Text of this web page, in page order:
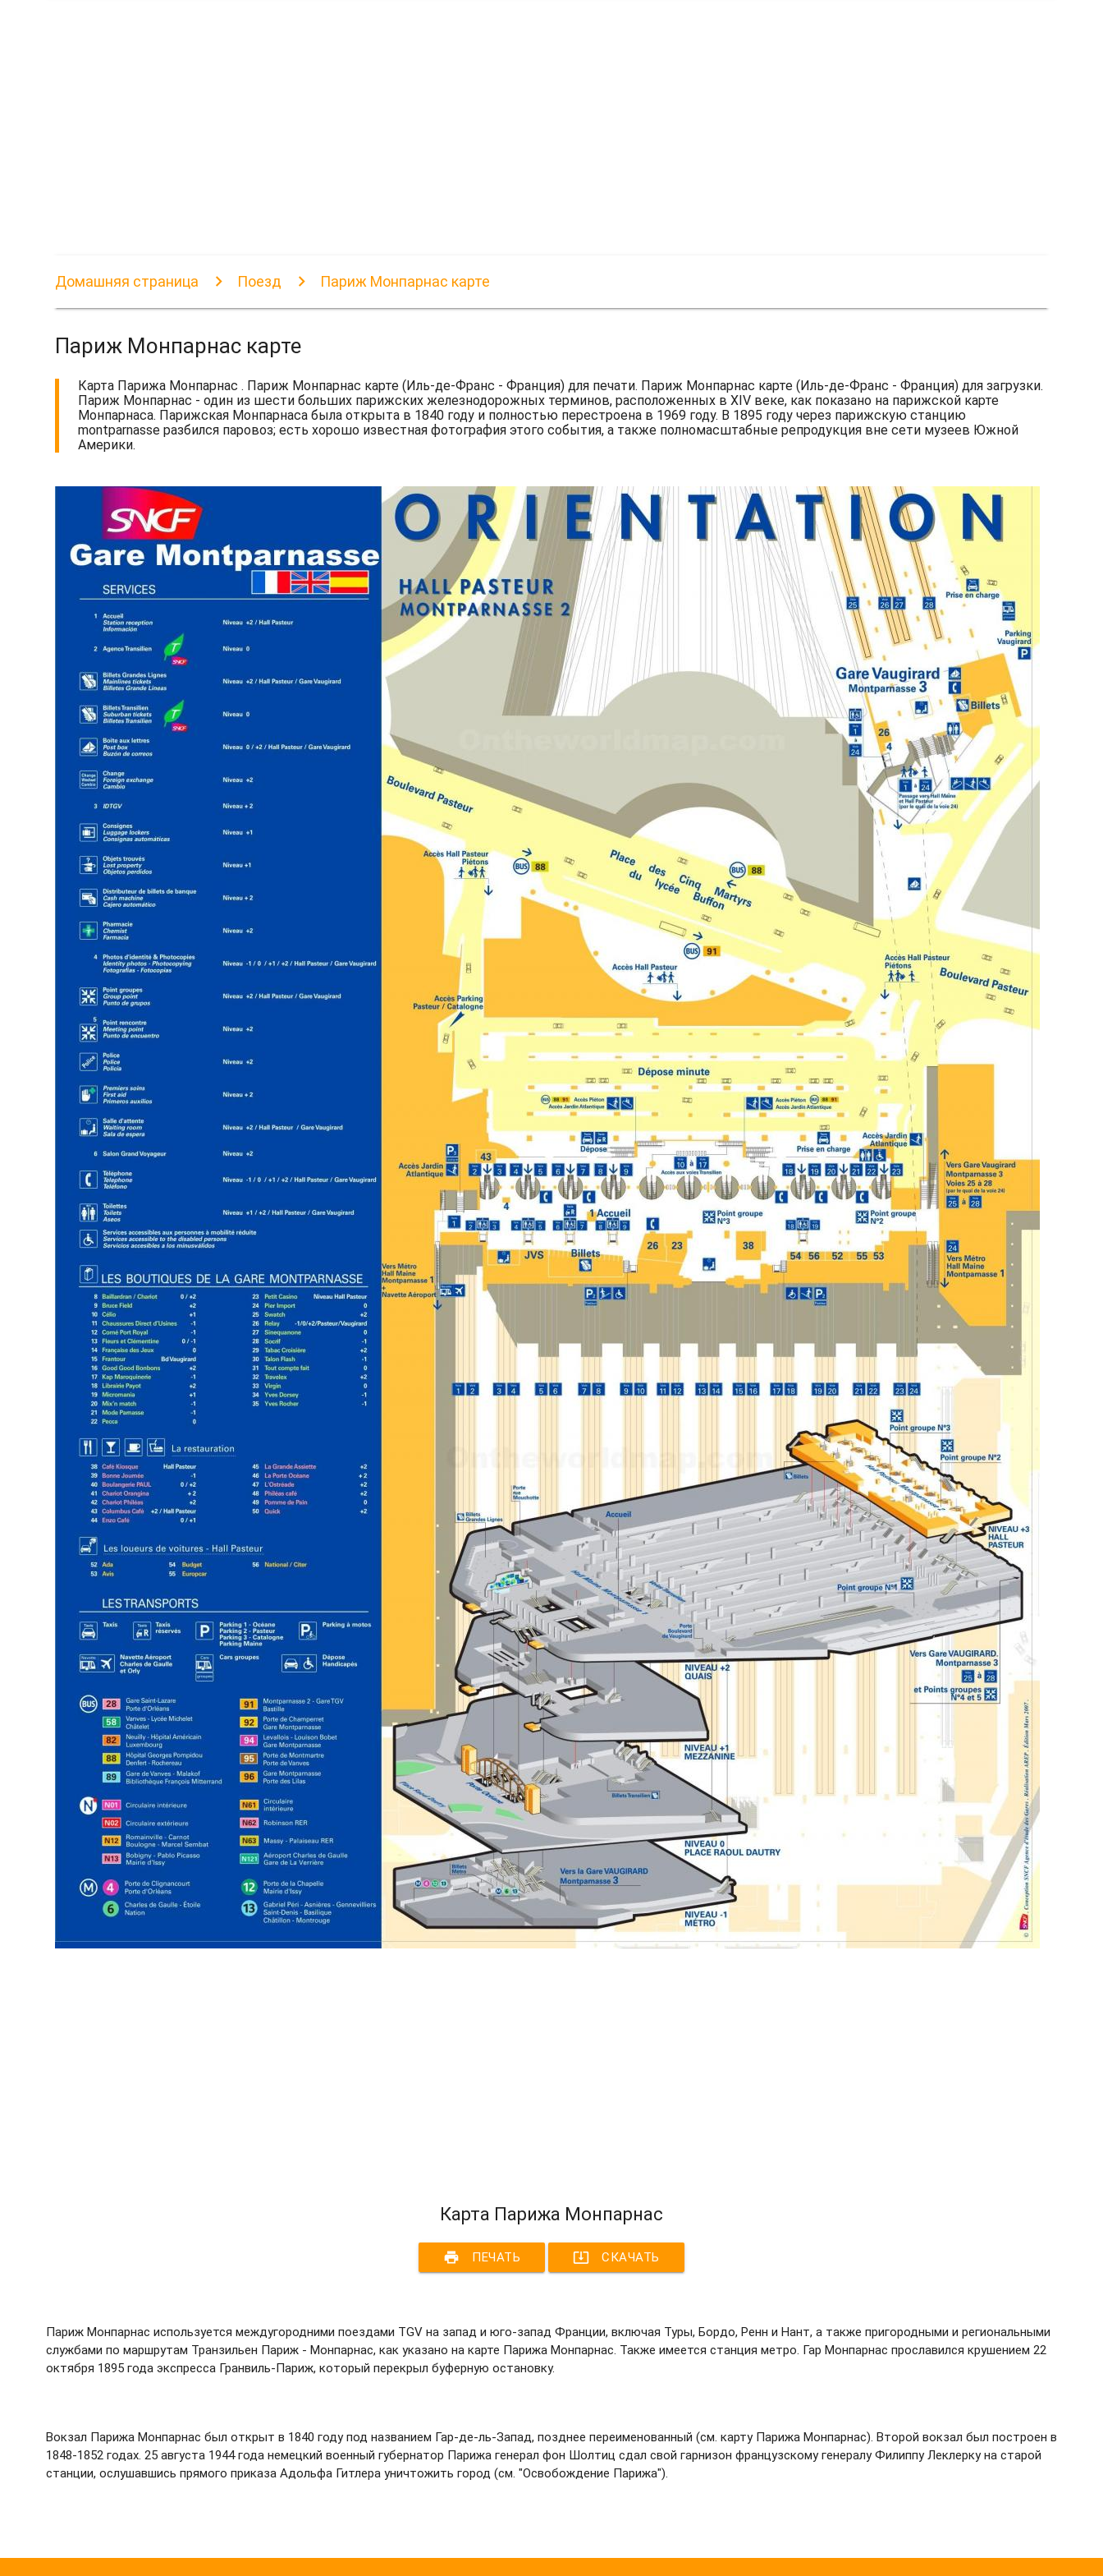
Домашняя страница Поезд Париж Монпарнас карте
Париж Монпарнас карте
Карта Парижа Монпарнас . Париж Монпарнас карте (Иль-де-Франс - Франция) для печати. Париж Монпарнас карте (Иль-де-Франс - Франция) для загрузки.
Париж Монпарнас - один из шести больших парижских железнодорожных терминов, расположенных в XIV веке, как показано на парижской карте
Монпарнаса. Парижская Монпарнаса была открыта в 1840 году и полностью перестроена в 1969 году. В 1895 году через парижскую станцию
montparnasse разбился паровоз; есть хорошо известная фотография этого события, а также полномасштабные репродукция вне сети музеев Южной
Америки.
Карта Парижа Монпарнас
print ПЕЧАТЬ system_update_alt СКАЧАТЬ
Париж Монпарнас используется междугородними поездами TGV на запад и юго-запад Франции, включая Туры, Бордо, Ренн и Нант, а также пригородными и региональными
службами по маршрутам Транзильен Париж - Монпарнас, как указано на карте Парижа Монпарнас. Также имеется станция метро. Гар Монпарнас прославился крушением 22
октября 1895 года экспресса Гранвиль-Париж, который перекрыл буферную остановку.
Вокзал Парижа Монпарнас был открыт в 1840 году под названием Гар-де-ль-Запад, позднее переименованный (см. карту Парижа Монпарнас). Второй вокзал был построен в
1848-1852 годах. 25 августа 1944 года немецкий военный губернатор Парижа генерал фон Шолтиц сдал свой гарнизон французскому генералу Филиппу Леклерку на старой
станции, ослушавшись прямого приказа Адольфа Гитлера уничтожить город (см. "Освобождение Парижа").